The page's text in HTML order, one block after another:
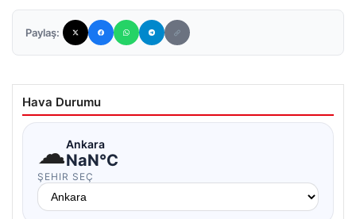
Paylaş:
Hava Durumu
☁Ankara
NaN°C
ŞEHIR SEÇ